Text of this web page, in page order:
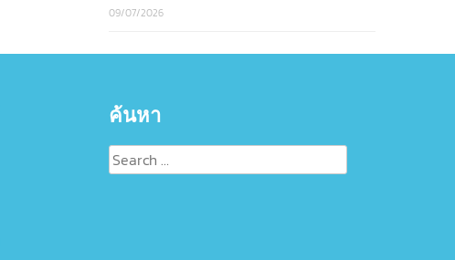
09/07/2026
ค้นหา
Search
for: